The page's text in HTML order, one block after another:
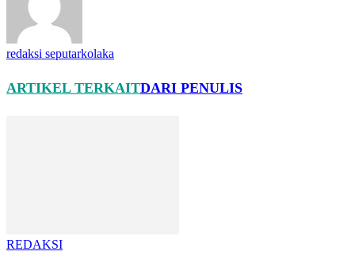
redaksi seputarkolaka
ARTIKEL TERKAITDARI PENULIS
REDAKSI